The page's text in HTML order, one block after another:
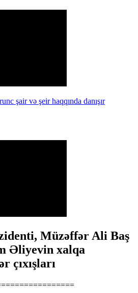
şair və şeir haqqında danışır
Müzəffər Ali Baş
Əliyevin xalqa
çıxışları